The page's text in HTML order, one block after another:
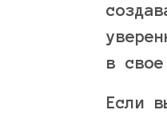
в
Если